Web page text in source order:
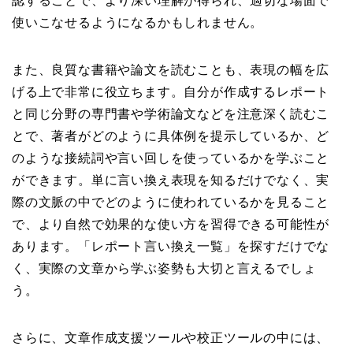
使いこなせるようになるかもしれません。
また、良質な書籍や論文を読むことも、表現の幅を広
げる上で非常に役立ちます。自分が作成するレポート
と同じ分野の専門書や学術論文などを注意深く読むこ
とで、著者がどのように具体例を提示しているか、ど
のような接続詞や言い回しを使っているかを学ぶこと
ができます。単に言い換え表現を知るだけでなく、実
際の文脈の中でどのように使われているかを見ること
で、より自然で効果的な使い方を習得できる可能性が
あります。「レポート言い換え一覧」を探すだけでな
く、実際の文章から学ぶ姿勢も大切と言えるでしょ
う。
さらに、文章作成支援ツールや校正ツールの中には、